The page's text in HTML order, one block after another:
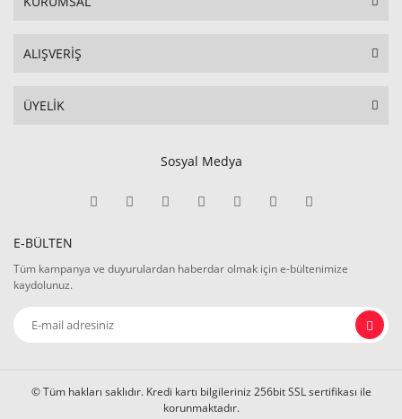
ALIŞVERİŞ
ÜYELİK
Sosyal Medya
E-BÜLTEN
Tüm kampanya ve duyurulardan haberdar olmak için e-bültenimize
kaydolunuz.
© Tüm hakları saklıdır. Kredi kartı bilgileriniz 256bit SSL sertifikası ile
korunmaktadır.